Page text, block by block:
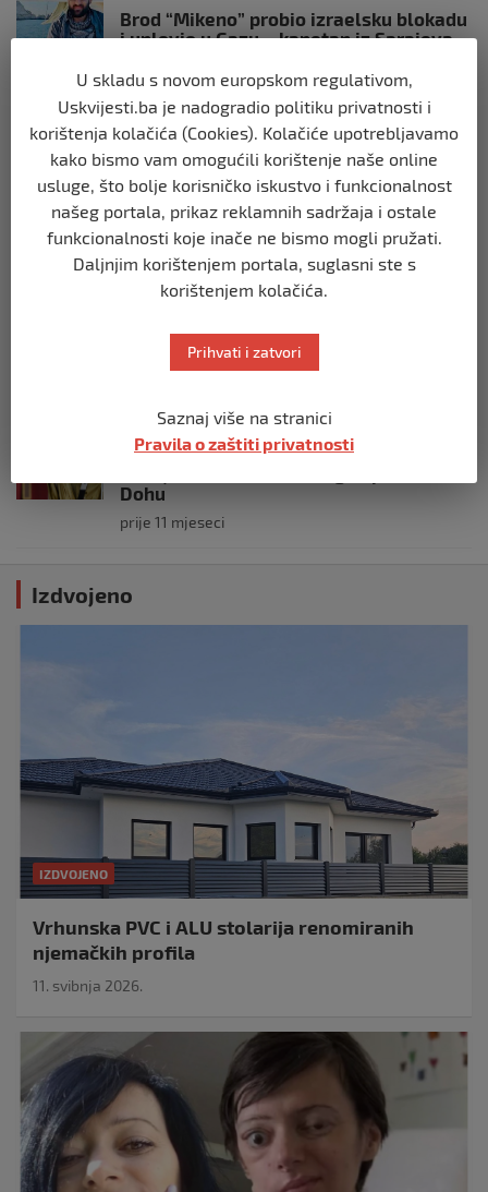
Brod “Mikeno” probio izraelsku blokadu
i uplovio u Gazu – kapetan iz Sarajeva
prije 10 mjeseci
SVIJET
Opsadno stanje u Münchenu, odjeknulo
nekoliko eksplozija: Ima žrtava,
policijske snage na terenu
prije 10 mjeseci
Zapadu
prije 11 mjeseci
SVIJET
Papa Lav XIV izjavio da je situacija vrlo
Dohu
prije 11 mjeseci
Izdvojeno
IZDVOJENO
Vrhunska PVC i ALU stolarija renomiranih
njemačkih profila
11. svibnja 2026.
U skladu s novom europskom regulativom,
Uskvijesti.ba je nadogradio politiku privatnosti i
korištenja kolačića (Cookies). Kolačiće upotrebljavamo
kako bismo vam omogućili korištenje naše online
usluge, što bolje korisničko iskustvo i funkcionalnost
našeg portala, prikaz reklamnih sadržaja i ostale
funkcionalnosti koje inače ne bismo mogli pružati.
Daljnjim korištenjem portala, suglasni ste s
korištenjem kolačića.
Prihvati i zatvori
Saznaj više na stranici
Pravila o zaštiti privatnosti